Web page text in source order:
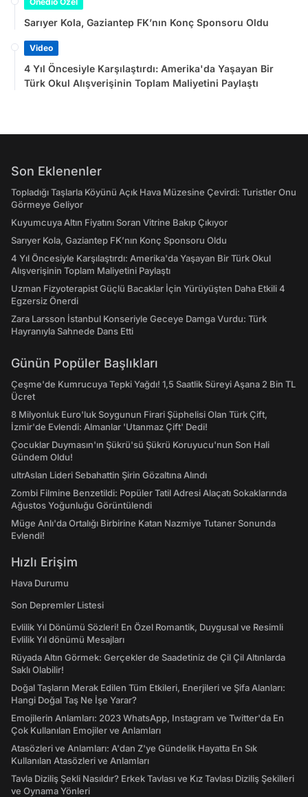
Sarıyer Kola, Gaziantep FK’nın Konç Sponsoru Oldu
Video
4 Yıl Öncesiyle Karşılaştırdı: Amerika'da Yaşayan Bir
Türk Okul Alışverişinin Toplam Maliyetini Paylaştı
Son Eklenenler
Topladığı Taşlarla Köyünü Açık Hava Müzesine Çevirdi: Turistler Onu
Görmeye Geliyor
Kuyumcuya Altın Fiyatını Soran Vitrine Bakıp Çıkıyor
Sarıyer Kola, Gaziantep FK’nın Konç Sponsoru Oldu
4 Yıl Öncesiyle Karşılaştırdı: Amerika'da Yaşayan Bir Türk Okul
Alışverişinin Toplam Maliyetini Paylaştı
Uzman Fizyoterapist Güçlü Bacaklar İçin Yürüyüşten Daha Etkili 4
Egzersiz Önerdi
Zara Larsson İstanbul Konseriyle Geceye Damga Vurdu: Türk
Hayranıyla Sahnede Dans Etti
Günün Popüler Başlıkları
Çeşme'de Kumrucuya Tepki Yağdı! 1,5 Saatlik Süreyi Aşana 2 Bin TL
Ücret
8 Milyonluk Euro'luk Soygunun Firari Şüphelisi Olan Türk Çift,
İzmir'de Evlendi: Almanlar 'Utanmaz Çift' Dedi!
Çocuklar Duymasın'ın Şükrü'sü Şükrü Koruyucu'nun Son Hali
Gündem Oldu!
ultrAslan Lideri Sebahattin Şirin Gözaltına Alındı
Zombi Filmine Benzetildi: Popüler Tatil Adresi Alaçatı Sokaklarında
Ağustos Yoğunluğu Görüntülendi
Müge Anlı'da Ortalığı Birbirine Katan Nazmiye Tutaner Sonunda
Evlendi!
Hızlı Erişim
Hava Durumu
Son Depremler Listesi
Evlilik Yıl Dönümü Sözleri! En Özel Romantik, Duygusal ve Resimli
Evlilik Yıl dönümü Mesajları
Rüyada Altın Görmek: Gerçekler de Saadetiniz de Çil Çil Altınlarda
Saklı Olabilir!
Doğal Taşların Merak Edilen Tüm Etkileri, Enerjileri ve Şifa Alanları:
Hangi Doğal Taş Ne İşe Yarar?
Emojilerin Anlamları: 2023 WhatsApp, Instagram ve Twitter'da En
Çok Kullanılan Emojiler ve Anlamları
Atasözleri ve Anlamları: A'dan Z'ye Gündelik Hayatta En Sık
Kullanılan Atasözleri ve Anlamları
Tavla Diziliş Şekli Nasıldır? Erkek Tavlası ve Kız Tavlası Diziliş Şekilleri
ve Oynama Yönleri